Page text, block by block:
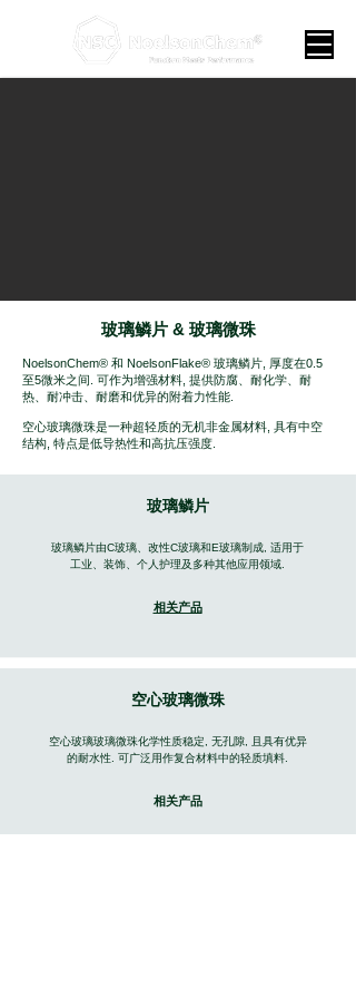
玻璃鳞片 & 玻璃微珠
NoelsonChem® 和 NoelsonFlake® 玻璃鳞片, 厚度在0.5
至5微米之间. 可作为增强材料, 提供防腐、耐化学、耐
热、耐冲击、耐磨和优异的附着力性能.
空心玻璃微珠是一种超轻质的无机非金属材料, 具有中空
结构, 特点是低导热性和高抗压强度.
玻璃鳞片
玻璃鳞片由C玻璃、改性C玻璃和E玻璃制成, 适用于
工业、装饰、个人护理及多种其他应用领域.
相关产品
​空心玻璃微珠
空心玻璃玻璃微珠化学性质稳定, 无孔隙, 且具有优异
的耐水性. 可广泛用作复合材料中的轻质填料.
​相关产品